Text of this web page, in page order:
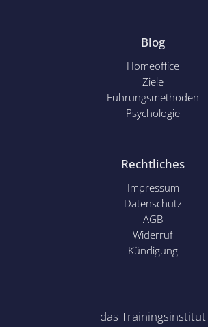
Blog
Homeoffice
Ziele
Führungsmethoden
Psychologie
Rechtliches
Impressum
Datenschutz
AGB
Widerruf
Kündigung
das Trainingsinstitut